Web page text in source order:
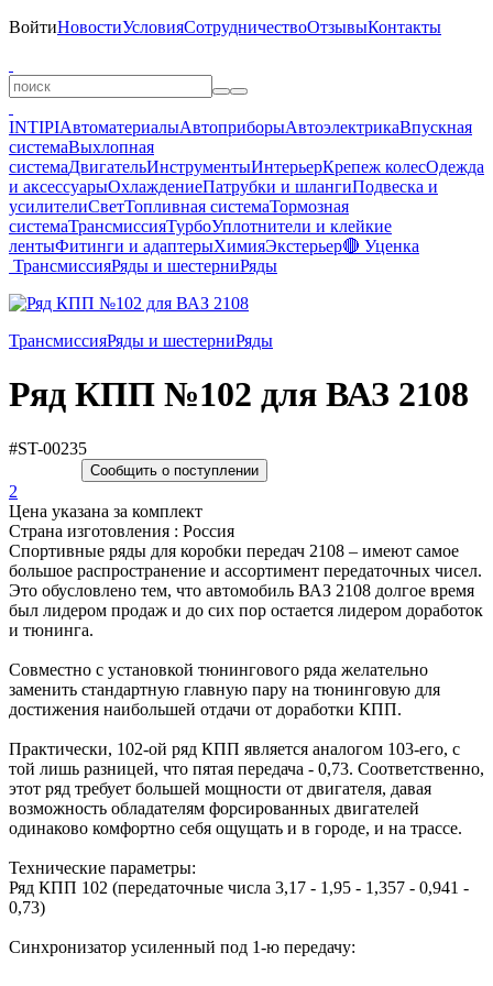
ВойтиНовостиУсловияСотрудничествоОтзывыКонтакты
INTIPIАвтоматериалыАвтоприборыАвтоэлектрикаВпускная
системаВыхлопная
системаДвигательИнструментыИнтерьерКрепеж колесОдежда
и аксессуарыОхлаждениеПатрубки и шлангиПодвеска и
усилителиСветТопливная системаТормозная
системаТрансмиссияТурбоУплотнители и клейкие
лентыФитинги и адаптерыХимияЭкстерьер🔴 Уценка
ТрансмиссияРяды и шестерниРяды
ТрансмиссияРяды и шестерниРяды
Ряд КПП №102 для ВАЗ 2108
#ST-00235
Сообщить о поступлении
2
Цена указана за комплект
Страна изготовления : Россия
Спортивные ряды для коробки передач 2108 – имеют самое
большое распространение и ассортимент передаточных чисел.
Это обусловлено тем, что автомобиль ВАЗ 2108 долгое время
был лидером продаж и до сих пор остается лидером доработок
и тюнинга.
Совместно с установкой тюнингового ряда желательно
заменить стандартную главную пару на тюнинговую для
достижения наибольшей отдачи от доработки КПП.
Практически, 102-ой ряд КПП является аналогом 103-его, с
той лишь разницей, что пятая передача - 0,73. Соответственно,
этот ряд требует большей мощности от двигателя, давая
возможность обладателям форсированных двигателей
одинаково комфортно себя ощущать и в городе, и на трассе.
Технические параметры:
Ряд КПП 102 (передаточные числа 3,17 - 1,95 - 1,357 - 0,941 -
0,73)
Синхронизатор усиленный под 1-ю передачу: